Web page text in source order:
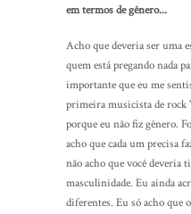
em termos de gênero...
Acho que deveria ser uma
quem está pregando nada
importante que eu me
primeira musicista de
porque eu não fiz gênero.
acho que cada um precisa
não acho que você deveria
masculinidade. Eu ainda
diferentes. Eu só acho que